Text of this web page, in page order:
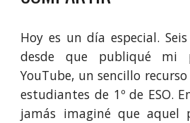
Hoy es un día especial.
desde que publiqué mi
YouTube, un sencillo
estudiantes de 1º de ESO.
jamás imaginé que aquel